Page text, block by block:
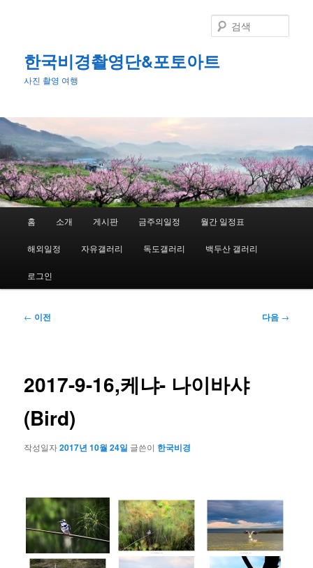
어
넘
기
한국비경촬영단&포토아트
사진 촬영 여행
색
홈 소개 게시판 금주의일정 월간 일정표
해외일정 자유갤러리 독도갤러리 백두산 갤러리
로그인
글
션
← 이전 다음 →
2017-9-16,케냐- 나이바샤
(Bird)
작성일자2017년 10월 24일 글쓴이 한국비경